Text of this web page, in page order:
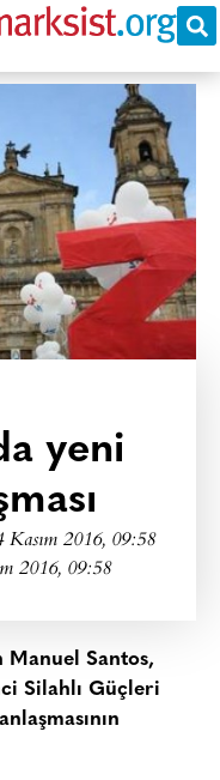
yeni
Kasım 2016, 09:58
2016, 09:58
Manuel Santos,
Silahlı Güçleri